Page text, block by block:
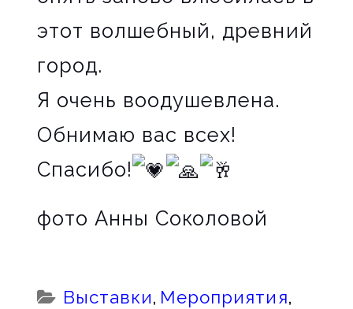
этот волшебный, древний
город.
Я очень воодушевлена.
Обнимаю вас всех!
Спасибо!
фото Анны Соколовой
Categories:
Выставки, Мероприятия,